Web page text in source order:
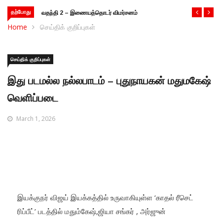
தற்போது வதந்தி 2 – இணையத்தொடர் விமர்சனம்
Home செய்திக் குறிப்புகள்
செய்திக் குறிப்புகள்
இது படமல்ல நல்லபாடம் – புதுநாயகன் மதுமகேஷ்
வெளிப்படை
March 1, 2026
இயக்குநர் விஜய் இயக்கத்தில் உருவாகியுள்ள ‘காதல் ரீசெட்
ரிப்பீட்’ படத்தில் மதும்கேஷ்,ஜியா சங்கர் , அர்ஜுன்